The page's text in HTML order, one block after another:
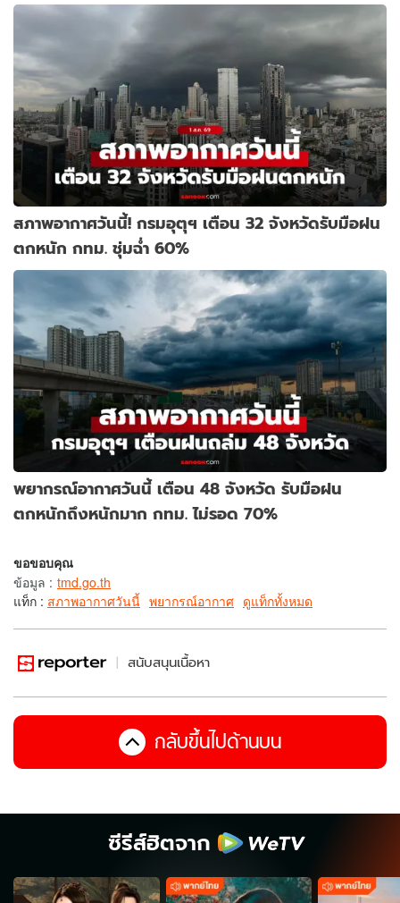
สภาพอากาศวันนี้! กรมอุตุฯ เตือน 32 จังหวัดรับมือฝน
ตกหนัก กทม. ชุ่มฉ่ำ 60%
พยากรณ์อากาศวันนี้ เตือน 48 จังหวัด รับมือฝน
ตกหนักถึงหนักมาก กทม. ไม่รอด 70%
ขอขอบคุณ
ข้อมูล : tmd.go.th
แท็ก : สภาพอากาศวันนี้ พยากรณ์อากาศ ดูแท็กทั้งหมด
สนับสนุนเนื้อหา
กลับขึ้นไปด้านบน
ซีรีส์ฮิตจาก